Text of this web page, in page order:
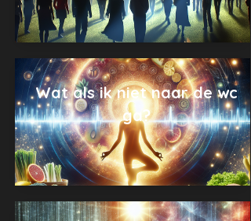
Wat als ik niet naar de wc
ga?